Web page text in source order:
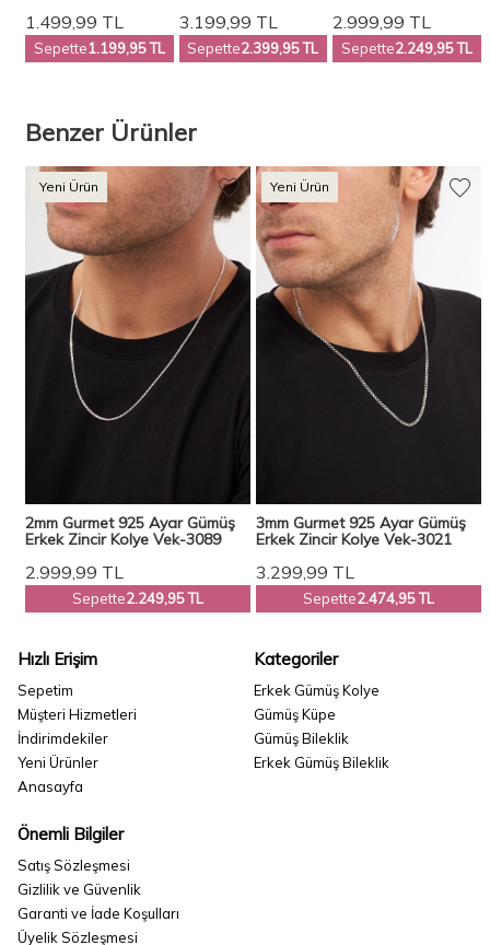
Veb5247
1.499,99 TL
Sepette1.199,95 TL
Set Ves-8505
3.199,99 TL
Sepette2.399,95 TL
3089
2.999,99 TL
Sepette2.249,95 TL
Benzer Ürünler
Yeni Ürün
2mm Gurmet 925 Ayar Gümüş
Erkek Zincir Kolye Vek-3089
2.999,99 TL
Sepette2.249,95 TL
Yeni Ürün
3mm Gurmet 925 Ayar Gümüş
Erkek Zincir Kolye Vek-3021
3.299,99 TL
Sepette2.474,95 TL
Hızlı Erişim
Sepetim
Müşteri Hizmetleri
İndirimdekiler
Yeni Ürünler
Anasayfa
Kategoriler
Erkek Gümüş Kolye
Gümüş Küpe
Gümüş Bileklik
Erkek Gümüş Bileklik
Önemli Bilgiler
Satış Sözleşmesi
Gizlilik ve Güvenlik
Garanti ve İade Koşulları
Üyelik Sözleşmesi